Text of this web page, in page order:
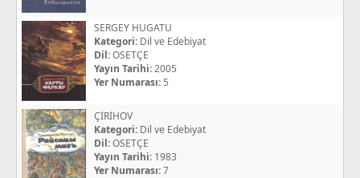
SERGEY HUGATU
Kategori: Dil ve Edebiyat
Dil:OSETÇE
Yayın Tarihi:2005
Yer Numarası: 5
ÇİRİHOV
Kategori: Dil ve Edebiyat
Dil:OSETÇE
Yayın Tarihi: 1983
Yer Numarası:7